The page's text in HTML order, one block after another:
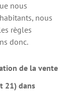
nous
nous
règles
donc.
de la vente
21) dans